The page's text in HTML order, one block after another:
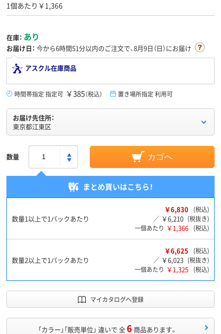
1個あたり￥1,366
在庫： あり
お届け日： 今から6時間51分以内のご注文で、8月9日（日）にお届け
アスクル在庫商品
時間帯指定 指定可 ￥385（税込） 置き場所指定 利用可
お届け先住所：
東京都江東区
数量 カゴへ
まとめ買いはこちら！
数量1以上で1パックあたり
￥6,830
(税込)
／ ￥6,210 (税抜き)
一個あたり ￥1,366 (税込)
数量2以上で1パックあたり
￥6,625
(税込)
／ ￥6,023 (税抜き)
一個あたり ￥1,325 (税込)
マイカタログへ登録
「カラー」「販売単位」 違いで 全6 商品あります。